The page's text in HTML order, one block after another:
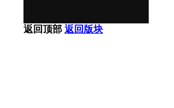
返回顶部 返回版块